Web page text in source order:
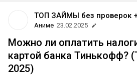
ТОП ЗАЙМЫ без проверок
Аниме 23.02.2025
Можно ли оплатить
картой банка Тинькофф?
2025)